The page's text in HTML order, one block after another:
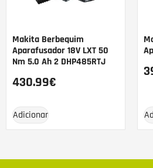
Makita Berbequim
Aparafusador 18V LXT 50
Nm 5.0 Ah 2 DHP485RTJ
430.99€
Adicionar